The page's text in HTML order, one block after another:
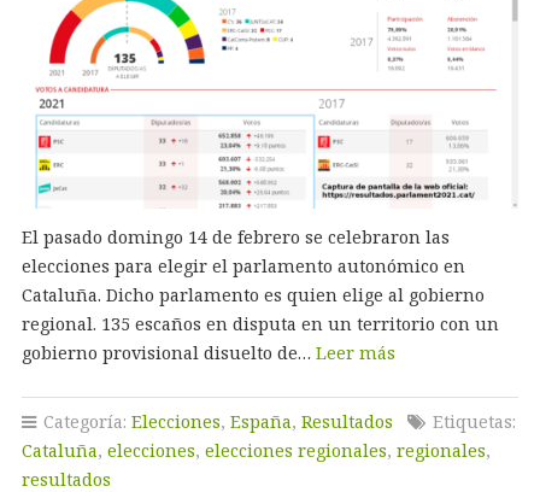
El pasado domingo 14 de febrero se celebraron las
elecciones para elegir el parlamento autonómico en
Cataluña. Dicho parlamento es quien elige al gobierno
regional. 135 escaños en disputa en un territorio con un
gobierno provisional disuelto de… Leer más
Categoría: Elecciones, España, Resultados
Etiquetas:
Cataluña, elecciones, elecciones regionales, regionales,
resultados